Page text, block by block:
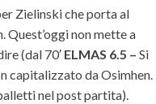
Zielinski che porta al
non mette a
(dal 70′ ELMAS 6.5 – Si
capitalizzato da Osimhen.
nel post partita).